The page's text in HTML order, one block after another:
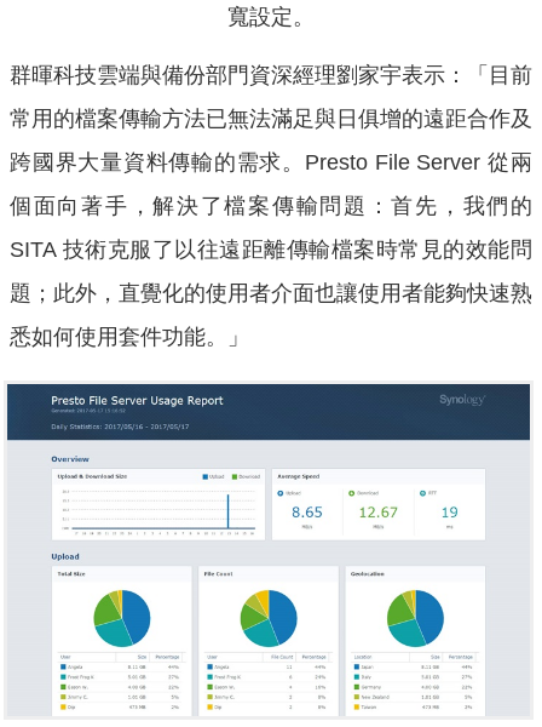
寬設定。
群暉科技雲端與備份部門資深經理劉家宇表示：「目前
常用的檔案傳輸方法已無法滿足與日俱增的遠距合作及
跨國界大量資料傳輸的需求。Presto File Server 從兩
個面向著手，解決了檔案傳輸問題：首先，我們的
SITA 技術克服了以往遠距離傳輸檔案時常見的效能問
題；此外，直覺化的使用者介面也讓使用者能夠快速熟
悉如何使用套件功能。」